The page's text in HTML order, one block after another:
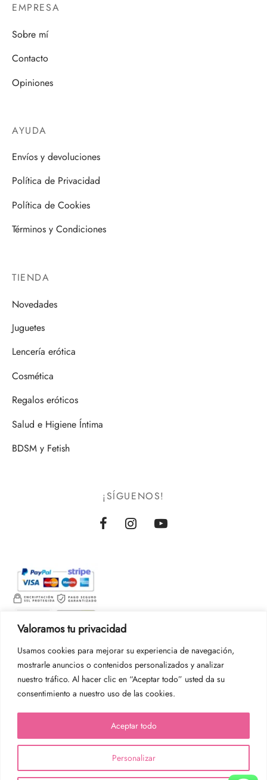
Valoramos tu privacidad
Usamos cookies para mejorar su experiencia de navegación,
mostrarle anuncios o contenidos personalizados y analizar
nuestro tráfico. Al hacer clic en “Aceptar todo” usted da su
consentimiento a nuestro uso de las cookies.
Personalizar
Aceptar todo
EMPRESA
Sobre mí
Contacto
Opiniones
AYUDA
Envíos y devoluciones
Política de Privacidad
Política de Cookies
Términos y Condiciones
TIENDA
Novedades
Juguetes
Lencería erótica
Cosmética
Regalos eróticos
Salud e Higiene Íntima
BDSM y Fetish
¡SÍGUENOS!